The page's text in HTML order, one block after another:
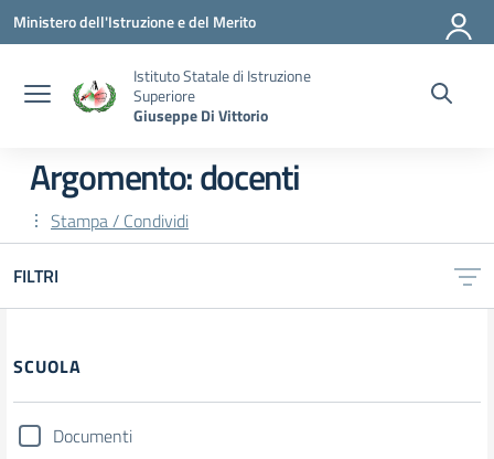
Vai ai contenuti
Vai al menu di navigazione
Vai al footer
Ministero dell'Istruzione e del Merito
Istituto Statale di Istruzione
Superiore
Giuseppe Di Vittorio
Argomento: docenti
Stampa / Condividi
FILTRI
SCUOLA
Documenti